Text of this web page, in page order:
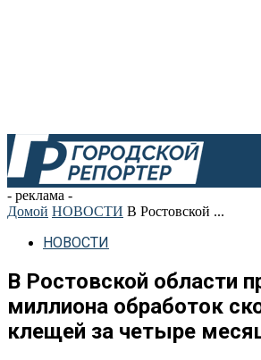
- реклама -
Домой НОВОСТИ В Ростовской ...
НОВОСТИ
В Ростовской области
миллиона обработок
клещей за четыре